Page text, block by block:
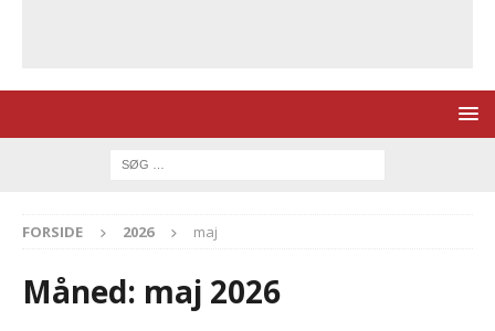
FORSIDE 2026 maj
Måned: maj 2026